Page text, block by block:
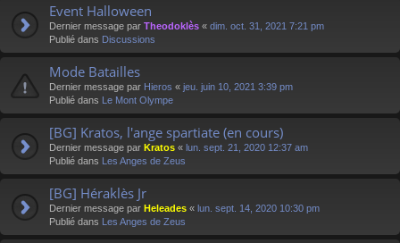
Event Halloween
Dernier message par Theodoklès « dim. oct. 31, 2021 7:21 pm
Publié dans Discussions
Mode Batailles
Dernier message par Hieros « jeu. juin 10, 2021 3:39 pm
Publié dans Le Mont Olympe
[BG] Kratos, l'ange spartiate (en cours)
Dernier message par Kratos « lun. sept. 21, 2020 12:37 am
Publié dans Les Anges de Zeus
[BG] Héraklès Jr
Dernier message par Heleades « lun. sept. 14, 2020 10:30 pm
Publié dans Les Anges de Zeus